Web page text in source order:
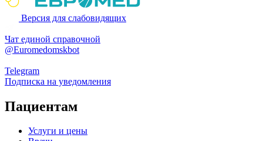
Версия для слабовидящих
Чат единой справочной
@Euromedomskbot
Telegram
Подписка на уведомления
Пациентам
Услуги и цены